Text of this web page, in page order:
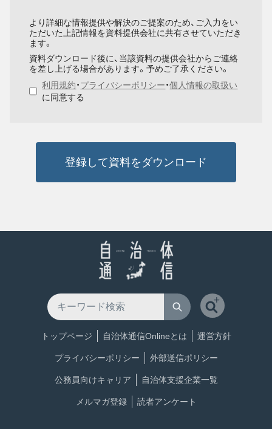
より詳細な情報提供や解決のご提案のため、ご入力をい
ただいた上記情報を資料提供会社に共有させていただき
ます。
資料ダウンロード後に、当該資料の提供会社からご連絡
を差し上げる場合があります。予めご了承ください。
利用規約・プライバシーポリシー・個人情報の取扱い
に同意する
登録して資料をダウンロード
トップページ 自治体通信Onlineとは 運営方針
プライバシーポリシー 外部送信ポリシー
公務員向けキャリア 自治体支援企業一覧
メルマガ登録 読者アンケート